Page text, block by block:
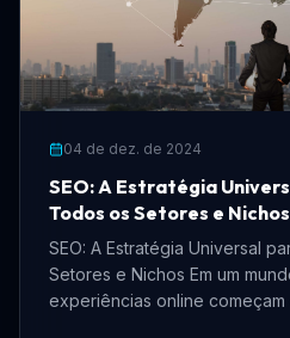
04 de dez. de 2024
SEO: A Estratégia
Todos os Setores e Nichos
SEO: A Estratégia Universal
Setores e Nichos Em um
experiências online começam